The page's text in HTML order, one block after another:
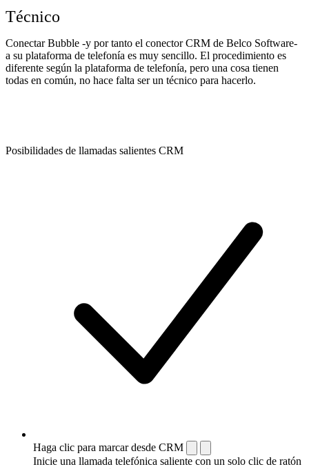
Técnico
Conectar Bubble -y por tanto el conector CRM de Belco Software-
a su plataforma de telefonía es muy sencillo. El procedimiento es
diferente según la plataforma de telefonía, pero una cosa tienen
todas en común, no hace falta ser un técnico para hacerlo.
Posibilidades de llamadas salientes CRM
Haga clic para marcar desde CRM
Inicie una llamada telefónica saliente con un solo clic de ratón